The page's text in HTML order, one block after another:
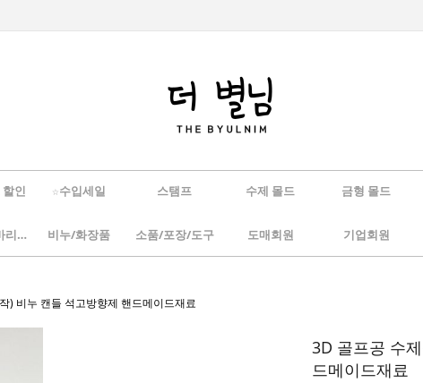
인 ☆수입세일 스탬프 수제 몰드 금형 몰드
향수/룸/하바리움 비누/화장품 소품/포장/도구 도매회원 기업회원
) 비누 캔들 석고방향제 핸드메이드재료
3D 골프공 수
드메이드재료